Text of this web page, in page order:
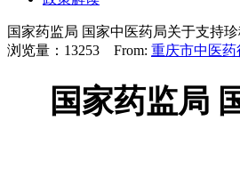
国家药监局 国家中医药局关于支持
浏览量：13253 From: 重庆市中医药
国家药监局